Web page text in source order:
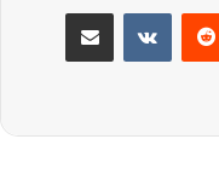
مشاركة عبر البريد